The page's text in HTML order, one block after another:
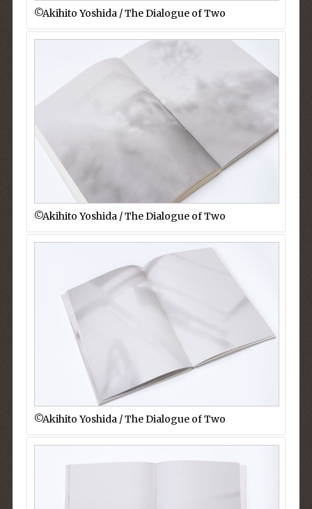
©︎Akihito Yoshida / The Dialogue of Two
©︎Akihito Yoshida / The Dialogue of Two
©︎Akihito Yoshida / The Dialogue of Two